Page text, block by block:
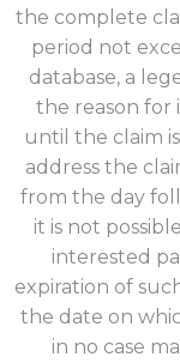
the complete
period not
database, a
the reason for
until the claim
address the
from the day
it is not
interested
expiration of
the date on
in no case